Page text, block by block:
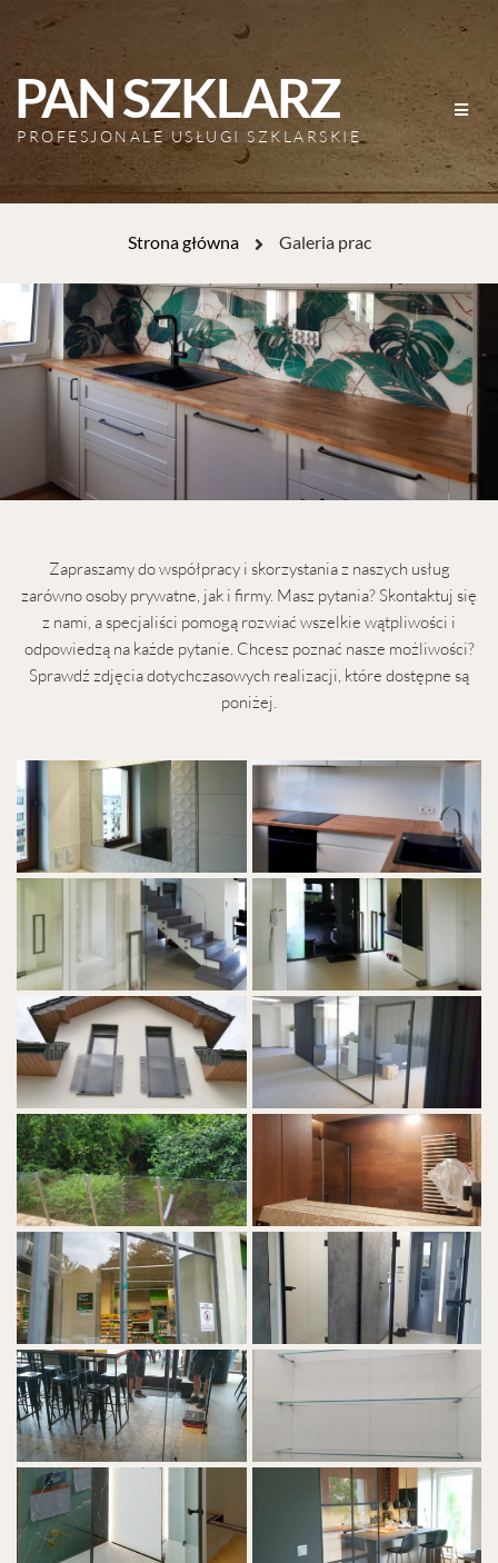
PAN SZKLARZ
PROFESJONALE USŁUGI SZKLARSKIE
Strona główna Galeria prac
Zapraszamy do współpracy i skorzystania z naszych usług
zarówno osoby prywatne, jak i firmy. Masz pytania? Skontaktuj się
z nami, a specjaliści pomogą rozwiać wszelkie wątpliwości i
odpowiedzą na każde pytanie. Chcesz poznać nasze możliwości?
Sprawdź zdjęcia dotychczasowych realizacji, które dostępne są
poniżej.